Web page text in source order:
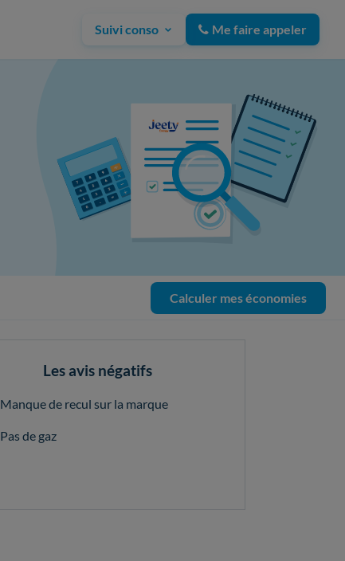
Suivi conso Me faire appeler
Calculer mes économies
Les avis négatifs
Manque de recul sur la marque
Pas de gaz